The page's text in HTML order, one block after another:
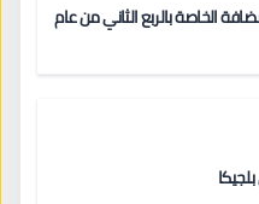
الخاصة بالربع الثاني من عام